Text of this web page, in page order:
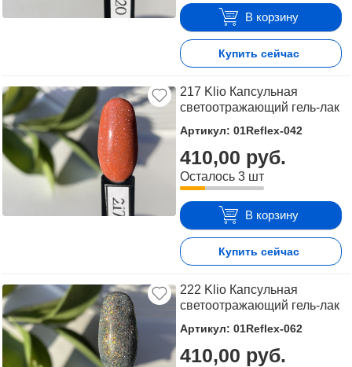
В корзину
Купить сейчас
217 Klio Капсульная
светоотражающий гель-лак
Артикул: 01Reflex-042
410,00 руб.
Осталось 3 шт
В корзину
Купить сейчас
222 Klio Капсульная
светоотражающий гель-лак
Артикул: 01Reflex-062
410,00 руб.